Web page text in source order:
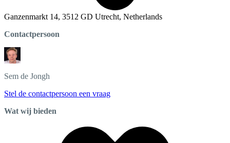
Ganzenmarkt 14, 3512 GD Utrecht, Netherlands
Contactpersoon
Sem de Jongh
Stel de contactpersoon een vraag
Wat wij bieden